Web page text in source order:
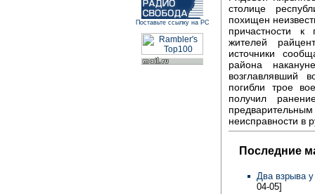
Поставьте ссылку на РС
столице
похищен
причастности
жителей
источники
района
возглавлявший
погибли трое
получил
неисправности в
Последние
Два взрыва
04-05]